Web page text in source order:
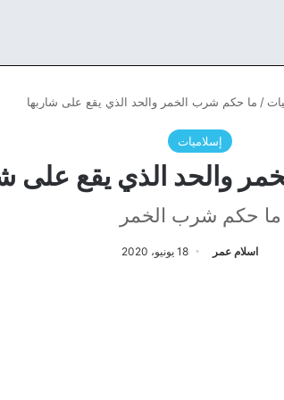
/ ما حكم شرب الخمر والحد الذي يقع على شاربها
إسلاميات
والحد الذي يقع على
ما حكم شرب الخمر
اسلام عمر 18 يونيو، 2020